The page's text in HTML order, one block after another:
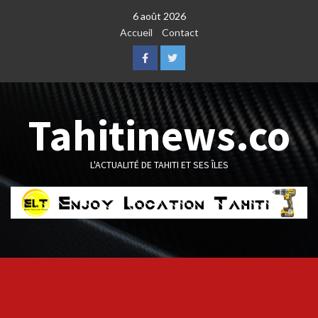
6 août 2026
Accueil
Contact
FacebookTwitter
Tahitinews.co
L'ACTUALITÉ DE TAHITI ET SES ÎLES